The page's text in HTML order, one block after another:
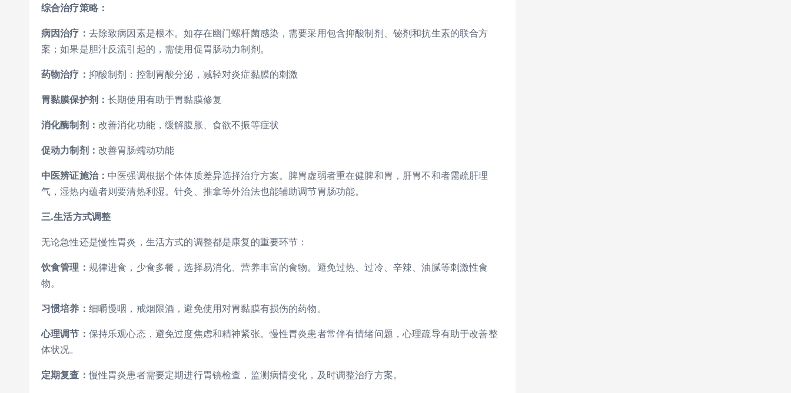
综合治疗策略：
病因治疗： 去除致病因素是根本。如存在幽门螺杆菌感染，需要采用包含抑酸制剂、铋剂和抗生素的联合方
案；如果是胆汁反流引起的，需使用促胃肠动力制剂。
药物治疗： 抑酸制剂：控制胃酸分泌，减轻对炎症黏膜的刺激
胃黏膜保护剂：长期使用有助于胃黏膜修复
消化酶制剂： 改善消化功能，缓解腹胀、食欲不振等症状
促动力制剂： 改善胃肠蠕动功能
中医辨证施治： 中医强调根据个体体质差异选择治疗方案。脾胃虚弱者重在健脾和胃，肝胃不和者需疏肝理
气，湿热内蕴者则要清热利湿。针灸、推拿等外治法也能辅助调节胃肠功能。
三.生活方式调整
无论急性还是慢性胃炎，生活方式的调整都是康复的重要环节：
饮食管理： 规律进食，少食多餐，选择易消化、营养丰富的食物。避免过热、过冷、辛辣、油腻等刺激性食
物。
习惯培养： 细嚼慢咽，戒烟限酒，避免使用对胃黏膜有损伤的药物。
心理调节： 保持乐观心态，避免过度焦虑和精神紧张。慢性胃炎患者常伴有情绪问题，心理疏导有助于改善整
体状况。
定期复查：慢性胃炎患者需要定期进行胃镜检查，监测病情变化，及时调整治疗方案。